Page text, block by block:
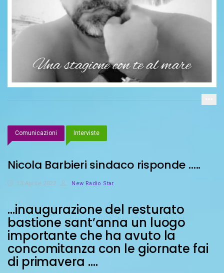
Comunicazioni Interviste
Nicola Barbieri sindaco risponde …..
13 Aprile 2022 New Radio Star
…inaugurazione del resturato
bastione sant’anna un luogo
importante che ha avuto la
concomitanza con le giornate fai
di primavera ….